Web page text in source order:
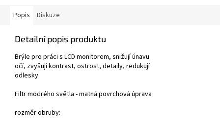
Popis Diskuze
Detailní popis produktu
Brýle pro práci s LCD monitorem, snižují únavu
očí, zvyšují kontrast, ostrost, detaily, redukují
odlesky.
Filtr modrého světla - matná povrchová úprava
rozměr obruby: